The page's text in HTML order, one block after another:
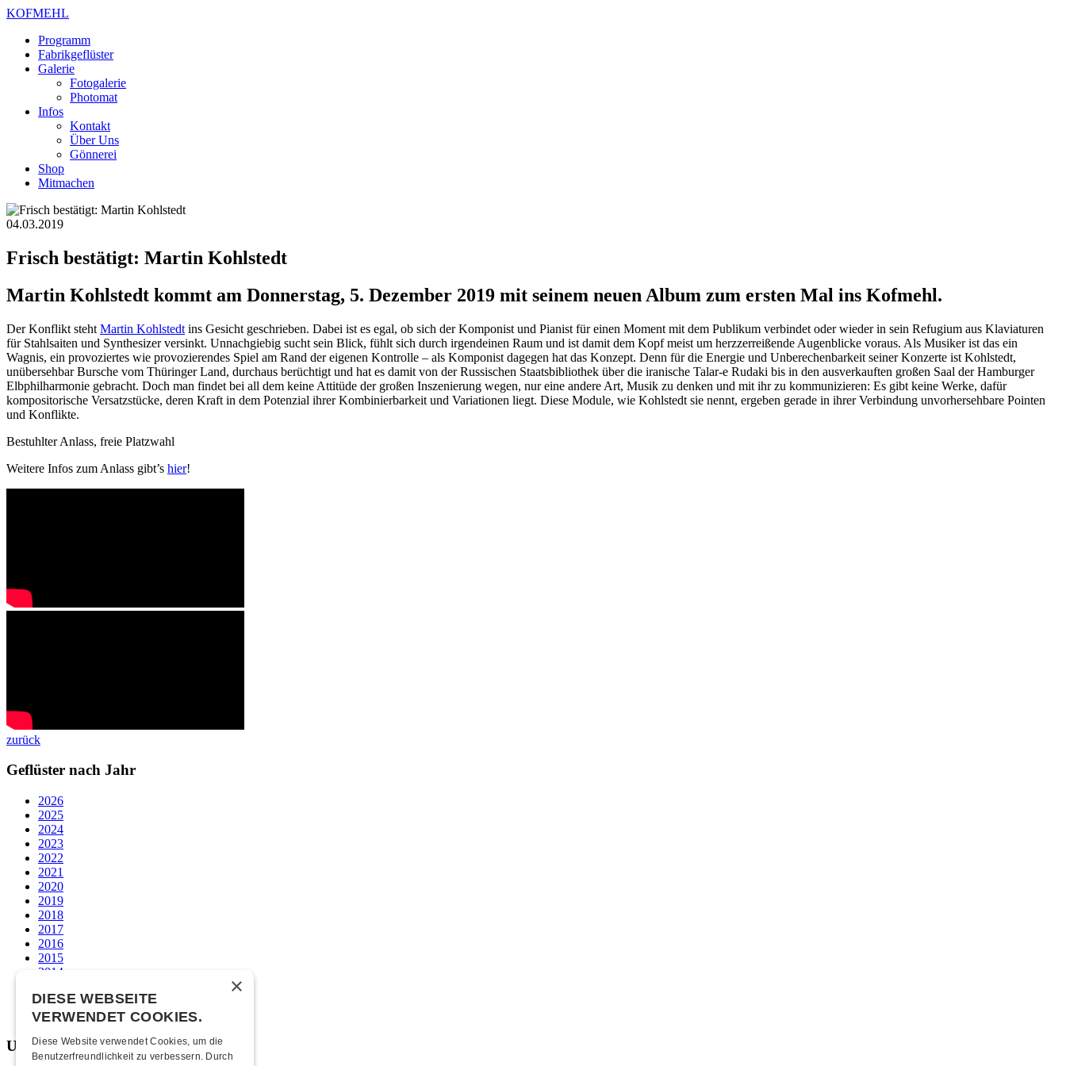
KOFMEHL
Programm
Fabrikgeflüster
Galerie
Fotogalerie
Photomat
Infos
Kontakt
Über Uns
Gönnerei
Shop
Mitmachen
04.03.2019
Frisch bestätigt: Martin Kohlstedt
Martin Kohlstedt kommt am Donnerstag, 5. Dezember 2019 mit seinem neuen Album zum ersten Mal ins Kofmehl.
Der Konflikt steht Martin Kohlstedt ins Gesicht geschrieben. Dabei ist es egal, ob sich der Komponist und Pianist für einen Moment mit dem Publikum verbindet oder wieder in sein Refugium aus Klaviaturen
für Stahlsaiten und Synthesizer versinkt. Unnachgiebig sucht sein Blick, fühlt sich durch irgendeinen Raum und ist damit dem Kopf meist um herzzerreißende Augenblicke voraus. Als Musiker ist das ein
Wagnis, ein provoziertes wie provozierendes Spiel am Rand der eigenen Kontrolle – als Komponist dagegen hat das Konzept. Denn für die Energie und Unberechenbarkeit seiner Konzerte ist Kohlstedt,
unübersehbar Bursche vom Thüringer Land, durchaus berüchtigt und hat es damit von der Russischen Staatsbibliothek über die iranische Talar-e Rudaki bis in den ausverkauften großen Saal der Hamburger
Elbphilharmonie gebracht. Doch man findet bei all dem keine Attitüde der großen Inszenierung wegen, nur eine andere Art, Musik zu denken und mit ihr zu kommunizieren: Es gibt keine Werke, dafür
kompositorische Versatzstücke, deren Kraft in dem Potenzial ihrer Kombinierbarkeit und Variationen liegt. Diese Module, wie Kohlstedt sie nennt, ergeben gerade in ihrer Verbindung unvorhersehbare Pointen
und Konflikte.
Bestuhlter Anlass, freie Platzwahl
Weitere Infos zum Anlass gibt’s hier!
zurück
Geflüster nach Jahr
2026
2025
2024
2023
2022
2021
2020
2019
2018
2017
2016
2015
2014
2012
2011
Unsere beliebtesten
×
DIESE WEBSEITE
VERWENDET COOKIES.
Diese Website verwendet Cookies, um die
Benutzerfreundlichkeit zu verbessern. Durch